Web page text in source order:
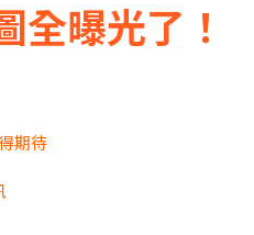
全曝光了！
期待